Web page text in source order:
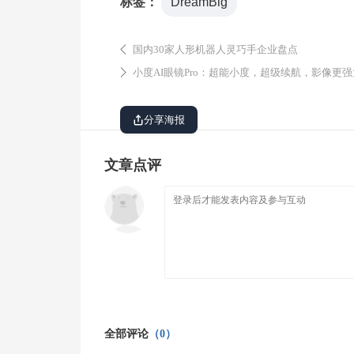
国内30家人形机器人灵巧手企业盘点
小度AI眼镜Pro：超能小度，超级续航，影像更
分享海报
文章点评
全部评论 （0）